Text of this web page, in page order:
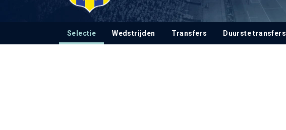
Selectie Wedstrijden Transfers Duurste transfers